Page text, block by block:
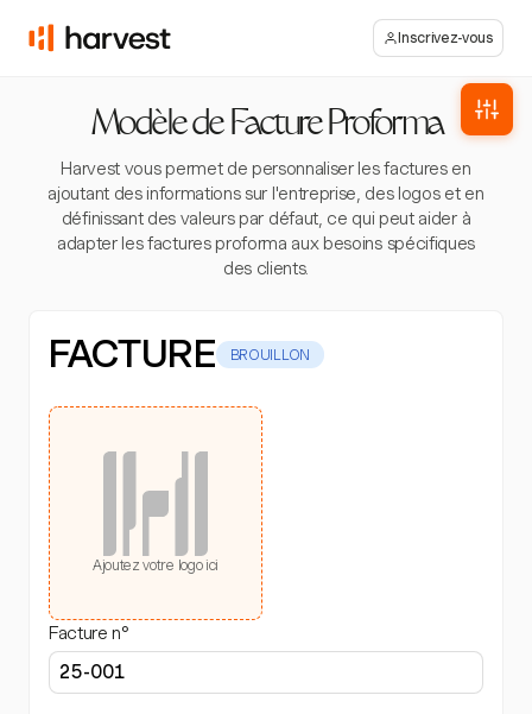
Inscrivez-vous
Modèle de Facture Proforma
Harvest vous permet de personnaliser les factures en
ajoutant des informations sur l'entreprise, des logos et en
définissant des valeurs par défaut, ce qui peut aider à
adapter les factures proforma aux besoins spécifiques
des clients.
FACTURE BROUILLON
Ajoutez votre logo ici
Facture n°